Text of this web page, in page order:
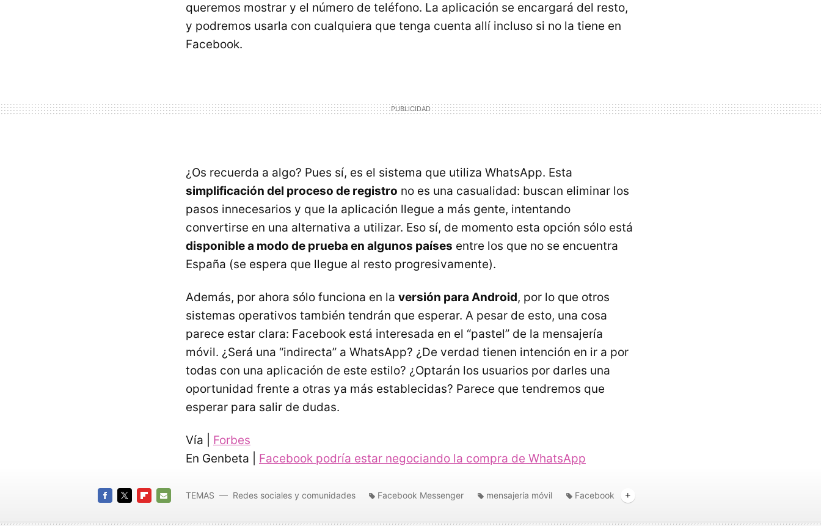
queremos mostrar y el número de teléfono. La aplicación se encargará del resto,
y podremos usarla con cualquiera que tenga cuenta allí incluso si no la tiene en
Facebook.
¿Os recuerda a algo? Pues sí, es el sistema que utiliza WhatsApp. Esta
simplificación del proceso de registro no es una casualidad: buscan eliminar los
pasos innecesarios y que la aplicación llegue a más gente, intentando
convertirse en una alternativa a utilizar. Eso sí, de momento esta opción sólo está
disponible a modo de prueba en algunos países entre los que no se encuentra
España (se espera que llegue al resto progresivamente).
Además, por ahora sólo funciona en la versión para Android, por lo que otros
sistemas operativos también tendrán que esperar. A pesar de esto, una cosa
parece estar clara: Facebook está interesada en el “pastel” de la mensajería
móvil. ¿Será una “indirecta” a WhatsApp? ¿De verdad tienen intención en ir a por
todas con una aplicación de este estilo? ¿Optarán los usuarios por darles una
oportunidad frente a otras ya más establecidas? Parece que tendremos que
esperar para salir de dudas.
Vía | Forbes
En Genbeta | Facebook podría estar negociando la compra de WhatsApp
TEMAS Redes sociales y comunidades Facebook Messenger mensajería móvil Facebook